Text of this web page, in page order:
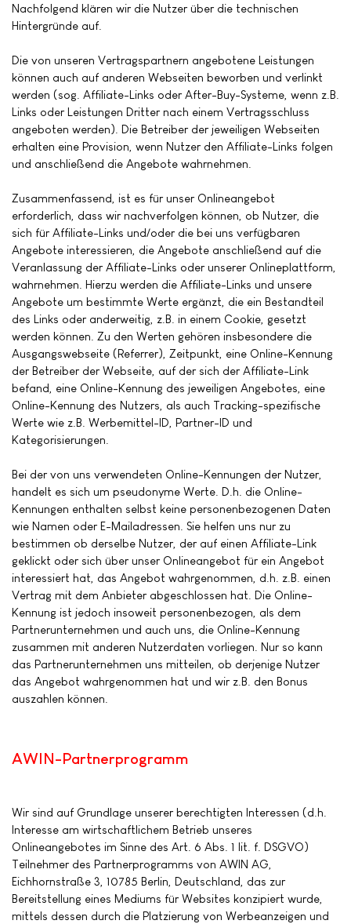
Nachfolgend klären wir die Nutzer über die technischen
Hintergründe auf.
Die von unseren Vertragspartnern angebotene Leistungen
können auch auf anderen Webseiten beworben und verlinkt
werden (sog. Affiliate-Links oder After-Buy-Systeme, wenn z.B.
Links oder Leistungen Dritter nach einem Vertragsschluss
angeboten werden). Die Betreiber der jeweiligen Webseiten
erhalten eine Provision, wenn Nutzer den Affiliate-Links folgen
und anschließend die Angebote wahrnehmen.
Zusammenfassend, ist es für unser Onlineangebot
erforderlich, dass wir nachverfolgen können, ob Nutzer, die
sich für Affiliate-Links und/oder die bei uns verfügbaren
Angebote interessieren, die Angebote anschließend auf die
Veranlassung der Affiliate-Links oder unserer Onlineplattform,
wahrnehmen. Hierzu werden die Affiliate-Links und unsere
Angebote um bestimmte Werte ergänzt, die ein Bestandteil
des Links oder anderweitig, z.B. in einem Cookie, gesetzt
werden können. Zu den Werten gehören insbesondere die
Ausgangswebseite (Referrer), Zeitpunkt, eine Online-Kennung
der Betreiber der Webseite, auf der sich der Affiliate-Link
befand, eine Online-Kennung des jeweiligen Angebotes, eine
Online-Kennung des Nutzers, als auch Tracking-spezifische
Werte wie z.B. Werbemittel-ID, Partner-ID und
Kategorisierungen.
Bei der von uns verwendeten Online-Kennungen der Nutzer,
handelt es sich um pseudonyme Werte. D.h. die Online-
Kennungen enthalten selbst keine personenbezogenen Daten
wie Namen oder E-Mailadressen. Sie helfen uns nur zu
bestimmen ob derselbe Nutzer, der auf einen Affiliate-Link
geklickt oder sich über unser Onlineangebot für ein Angebot
interessiert hat, das Angebot wahrgenommen, d.h. z.B. einen
Vertrag mit dem Anbieter abgeschlossen hat. Die Online-
Kennung ist jedoch insoweit personenbezogen, als dem
Partnerunternehmen und auch uns, die Online-Kennung
zusammen mit anderen Nutzerdaten vorliegen. Nur so kann
das Partnerunternehmen uns mitteilen, ob derjenige Nutzer
das Angebot wahrgenommen hat und wir z.B. den Bonus
auszahlen können.
AWIN-Partnerprogramm
Wir sind auf Grundlage unserer berechtigten Interessen (d.h.
Interesse am wirtschaftlichem Betrieb unseres
Onlineangebotes im Sinne des Art. 6 Abs. 1 lit. f. DSGVO)
Teilnehmer des Partnerprogramms von AWIN AG,
Eichhornstraße 3, 10785 Berlin, Deutschland, das zur
Bereitstellung eines Mediums für Websites konzipiert wurde,
mittels dessen durch die Platzierung von Werbeanzeigen und